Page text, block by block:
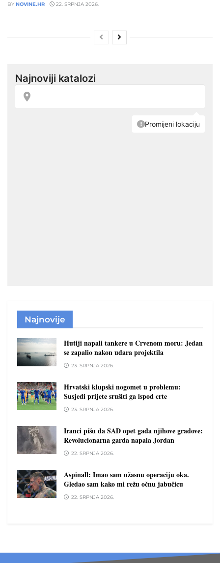
BY NOVINE.HR 22. SRPNJA 2026.
Najnovije
Hutiji napali tankere u Crvenom moru: Jedan
se zapalio nakon udara projektila
23. SRPNJA 2026.
Hrvatski klupski nogomet u problemu:
Susjedi prijete srušiti ga ispod crte
23. SRPNJA 2026.
Iranci pišu da SAD opet gađa njihove gradove:
Revolucionarna garda napala Jordan
22. SRPNJA 2026.
Aspinall: Imao sam užasnu operaciju oka.
Gledao sam kako mi režu očnu jabučicu
22. SRPNJA 2026.